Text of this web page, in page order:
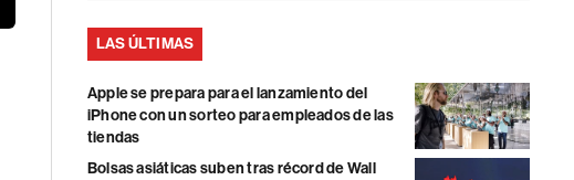
LAS ÚLTIMAS
Apple se prepara para el lanzamiento del
iPhone con un sorteo para empleados de las
tiendas
Bolsas asiáticas suben tras récord de Wall